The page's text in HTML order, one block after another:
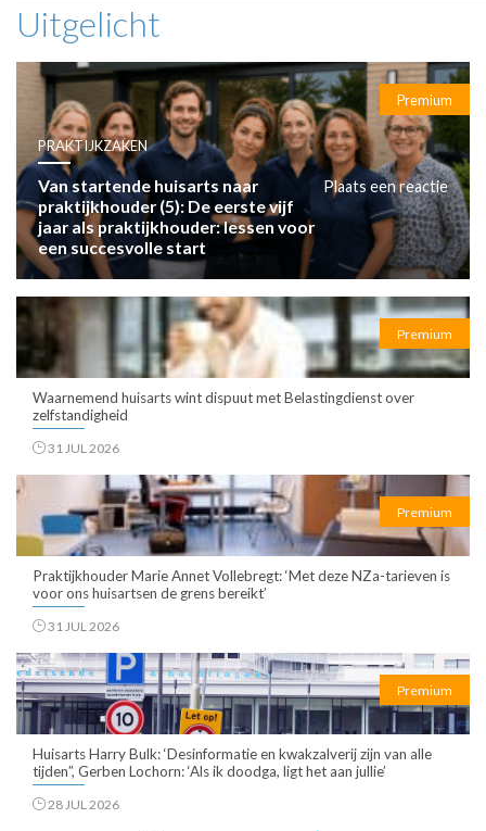
Uitgelicht
Premium
PRAKTIJKZAKEN
Van startende huisarts naar
praktijkhouder (5): De eerste vijf
jaar als praktijkhouder: lessen voor
een succesvolle start
Plaats een reactie
Premium
Waarnemend huisarts wint dispuut met Belastingdienst over
zelfstandigheid
31 JUL 2026
Premium
Praktijkhouder Marie Annet Vollebregt: ‘Met deze NZa-tarieven is
voor ons huisartsen de grens bereikt’
31 JUL 2026
Premium
Huisarts Harry Bulk: ‘Desinformatie en kwakzalverij zijn van alle
tijden”, Gerben Lochorn: ‘Als ik doodga, ligt het aan jullie’
28 JUL 2026